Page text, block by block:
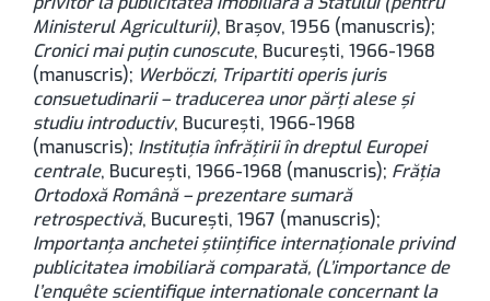
Ministerul Agriculturii), Brașov, 1956 (manuscris);
Cronici mai puțin cunoscute, București, 1966-1968
(manuscris); Werböczi, Tripartiti operis juris
consuetudinarii – traducerea unor părți alese și
studiu introductiv, București, 1966-1968
(manuscris); Instituția înfrățirii în dreptul Europei
centrale, București, 1966-1968 (manuscris); Frăția
Ortodoxă Română – prezentare sumară
retrospectivă, București, 1967 (manuscris);
Importanța anchetei științifice internaționale privind
publicitatea imobiliară comparată, (L’importance de
l’enquête scientifique internationale concernant la